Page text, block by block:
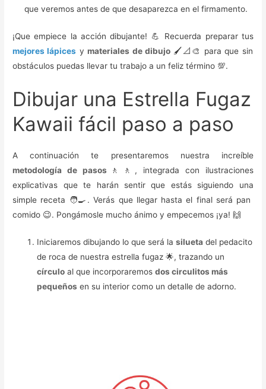
que veremos antes de que desaparezca en el firmamento.
¡Que empiece la acción dibujante! 💪 Recuerda preparar tus
mejores lápices ymateriales de dibujo🖌️📐🎨 para que sin
obstáculos puedas llevar tu trabajo a un feliz término 💯.
Dibujar una Estrella Fugaz
Kawaii fácil paso a paso
A continuación te presentaremos nuestra increíble
metodología de pasos 🚶🚶, integrada con ilustraciones
explicativas que te harán sentir que estás siguiendo una
simple receta 🧑‍🍳. Verás que llegar hasta el final será pan
comido 😉. Pongámosle mucho ánimo y empecemos ¡ya! 🙌
Iniciaremos dibujando lo que será lasilueta del pedacito
de roca de nuestra estrella fugaz 🌟, trazando un
círculo al que incorporaremosdos circulitos más
pequeños en su interior como un detalle de adorno.